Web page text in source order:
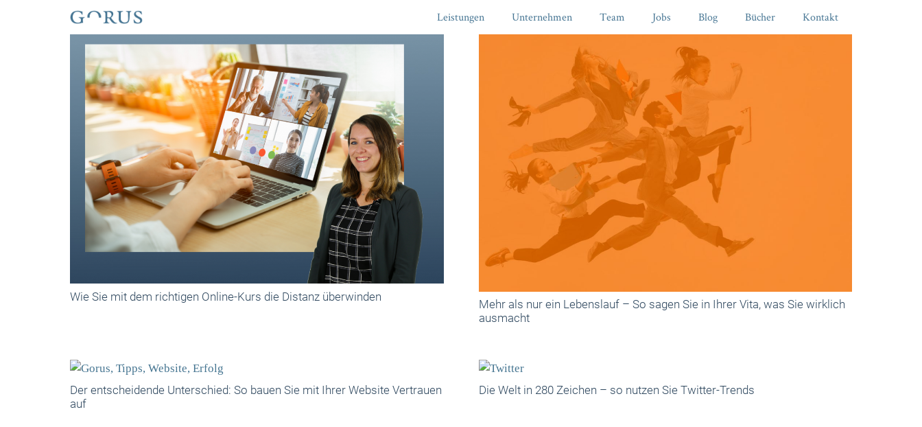
Leistungen Unternehmen Team Jobs Blog Bücher Kontakt
Wie Sie mit dem richtigen Online-Kurs die Distanz überwinden
Mehr als nur ein Lebenslauf – So sagen Sie in Ihrer Vita, was Sie wirklich
ausmacht
Der entscheidende Unterschied: So bauen Sie mit Ihrer Website Vertrauen
auf
Die Welt in 280 Zeichen – so nutzen Sie Twitter-Trends